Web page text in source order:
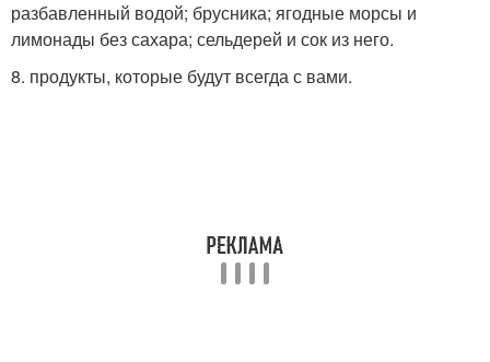
разбавленный водой; брусника; ягодные морсы и
лимонады без сахара; сельдерей и сок из него.
8. продукты, которые будут всегда с вами.